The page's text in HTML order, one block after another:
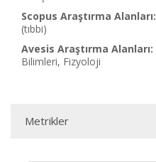
Scopus Araştırma Alanları:
(tıbbi)
Avesis Araştırma Alanları:
Bilimleri, Fizyoloji
Metrikler